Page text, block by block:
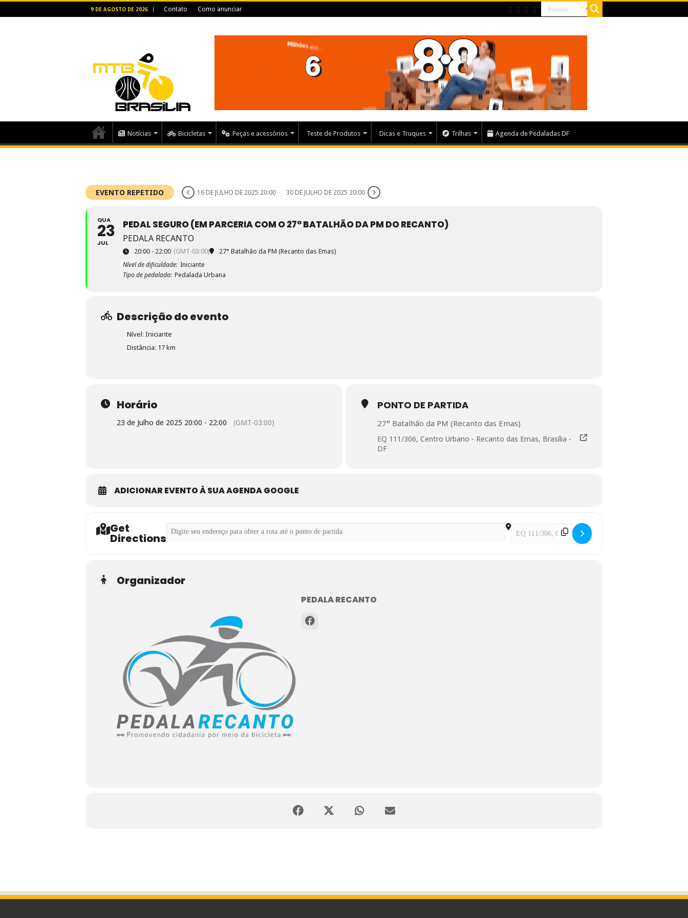
9 DE AGOSTO DE 2026 Contato Como anunciar
Notícias Bicicletas Peças e acessórios Teste de Produtos Dicas e Truques Trilhas Agenda de Pedaladas DF
EVENTO REPETIDO 16 DE JULHO DE 2025 20:00 30 DE JULHO DE 2025 20:00
QUA
23
JUL
PEDAL SEGURO (EM PARCERIA COM O 27° BATALHÃO DA PM DO RECANTO)
PEDALA RECANTO
20:00 - 22:00 (GMT-03:00)
27° Batalhão da PM (Recanto das Emas)
Nível de dificuldade: Iniciante
Tipo de pedalada: Pedalada Urbana
Descrição do evento
Nível: Iniciante
Distância: 17 km
Horário
23 de Julho de 2025 20:00 - 22:00 (GMT-03:00)
PONTO DE PARTIDA
27° Batalhão da PM (Recanto das Emas)
EQ 111/306, Centro Urbano - Recanto das Emas, Brasília -
DF
ADICIONAR EVENTO À SUA AGENDA GOOGLE
Get
Directions
Address - Pedal Seguro (em parceria com o 27° Batalhão da PM do Recanto) [] Destination Address - Pedal Seguro (em parceria
Organizador
PEDALA RECANTO